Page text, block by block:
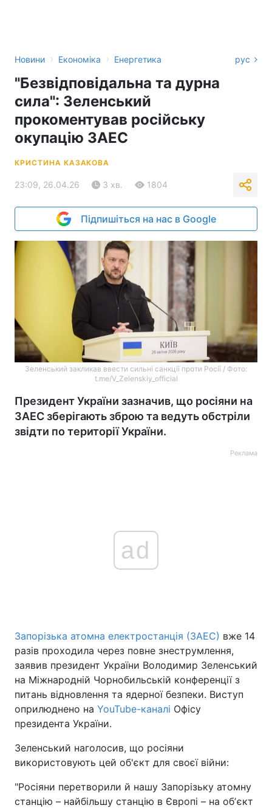
Новини › Економіка › Енергетика рус
"Безвідповідальна та дурна
сила": Зеленський
прокоментував російську
окупацію ЗАЕС
КРИСТИНА КАЗАКОВА
23:09, 26.04.26 3 хв. 1804
Підпишіться на нас в Google
Зеленський закликав ввести сильні санкції проти Росії / Фото:
t.me/V_Zelenskiy_official
Президент України зазначив, що росіяни на
ЗАЕС зберігають зброю та ведуть обстріли
звідти по території України.
Реклама
ad
Запорізька атомна електростанція (ЗАЕС) вже 14
разів проходила через повне знеструмлення,
заявив президент України Володимир Зеленський
на Міжнародній Чорнобильській конференції з
питань відновлення та ядерної безпеки. Виступ
оприлюднено на YouTube-каналі Офісу
президента України.
Зеленський наголосив, що росіяни
використовують цей об'єкт для своєї війни:
"Росіяни перетворили й нашу Запорізьку атомну
станцію – найбільшу станцію в Європі – на обʼєкт